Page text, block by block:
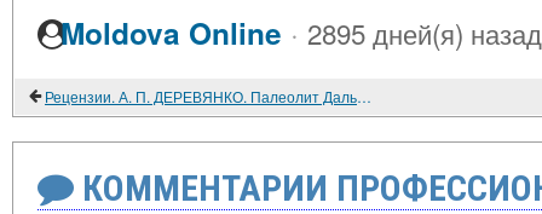
Moldova Online · 2895 дней(я) назад
Рецензии. А. П. ДЕРЕВЯНКО. Палеолит Дальнего Востока и Кореи; А. П. ДЕРЕВЯНКО. Палеолит Японии
КОММЕНТАРИИ